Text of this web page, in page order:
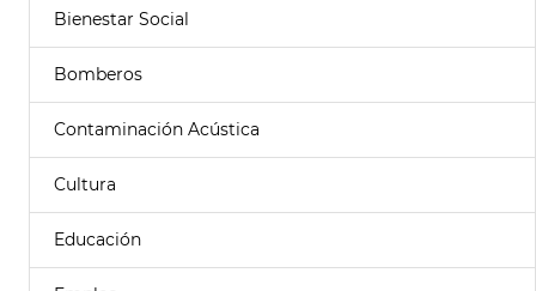
Bienestar Social
Bomberos
Contaminación Acústica
Cultura
Educación